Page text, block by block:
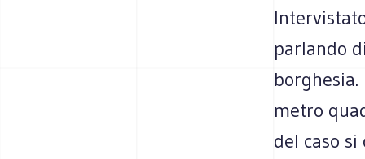
parlando
metro
del caso